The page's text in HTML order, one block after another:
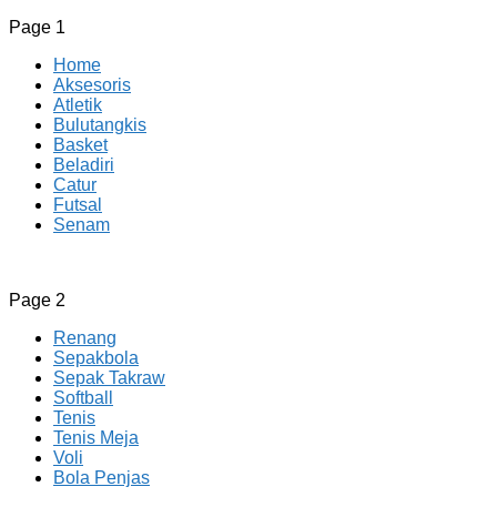
Page 1
Home
Aksesoris
Atletik
Bulutangkis
Basket
Beladiri
Catur
Futsal
Senam
CV JAYA BERSAMA Co Id
Menyediakan Semua Perlengkapan Olahraga Yang
Page 2
Renang
Sepakbola
Sepak Takraw
Softball
Tenis
Tenis Meja
Voli
Bola Penjas